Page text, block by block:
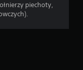
piechoty,